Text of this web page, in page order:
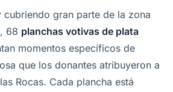
cubriendo gran parte de la zona
68 planchas votivas de plata
momentos específicos de
que los donantes atribuyeron a
Rocas. Cada plancha está